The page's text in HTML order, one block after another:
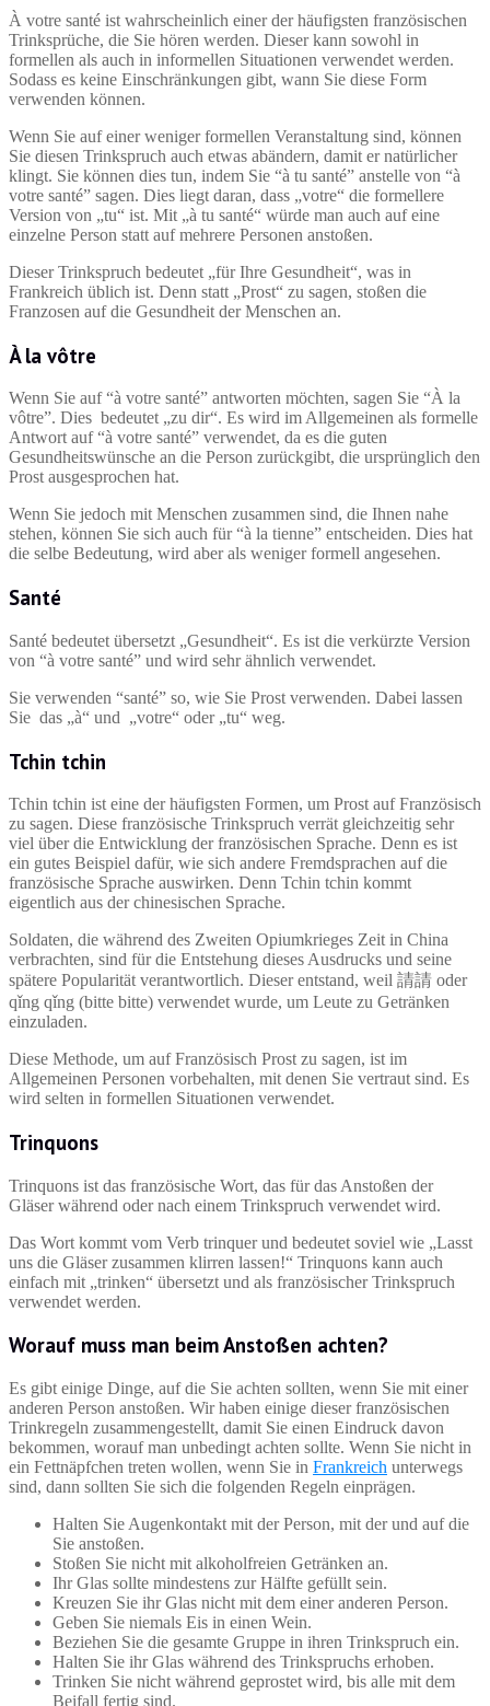
À votre santé ist wahrscheinlich einer der häufigsten französischen
Trinksprüche, die Sie hören werden. Dieser kann sowohl in
formellen als auch in informellen Situationen verwendet werden.
Sodass es keine Einschränkungen gibt, wann Sie diese Form
verwenden können.
Wenn Sie auf einer weniger formellen Veranstaltung sind, können
Sie diesen Trinkspruch auch etwas abändern, damit er natürlicher
klingt. Sie können dies tun, indem Sie “à tu santé” anstelle von “à
votre santé” sagen. Dies liegt daran, dass „votre“ die formellere
Version von „tu“ ist. Mit „à tu santé“ würde man auch auf eine
einzelne Person statt auf mehrere Personen anstoßen.
Dieser Trinkspruch bedeutet „für Ihre Gesundheit“, was in
Frankreich üblich ist. Denn statt „Prost“ zu sagen, stoßen die
Franzosen auf die Gesundheit der Menschen an.
À la vôtre
Wenn Sie auf “à votre santé” antworten möchten, sagen Sie “À la
vôtre”. Dies bedeutet „zu dir“. Es wird im Allgemeinen als formelle
Antwort auf “à votre santé” verwendet, da es die guten
Gesundheitswünsche an die Person zurückgibt, die ursprünglich den
Prost ausgesprochen hat.
Wenn Sie jedoch mit Menschen zusammen sind, die Ihnen nahe
stehen, können Sie sich auch für “à la tienne” entscheiden. Dies hat
die selbe Bedeutung, wird aber als weniger formell angesehen.
Santé
Santé bedeutet übersetzt „Gesundheit“. Es ist die verkürzte Version
von “à votre santé” und wird sehr ähnlich verwendet.
Sie verwenden “santé” so, wie Sie Prost verwenden. Dabei lassen
Sie das „à“ und „votre“ oder „tu“ weg.
Tchin tchin
Tchin tchin ist eine der häufigsten Formen, um Prost auf Französisch
zu sagen. Diese französische Trinkspruch verrät gleichzeitig sehr
viel über die Entwicklung der französischen Sprache. Denn es ist
ein gutes Beispiel dafür, wie sich andere Fremdsprachen auf die
französische Sprache auswirken. Denn Tchin tchin kommt
eigentlich aus der chinesischen Sprache.
Soldaten, die während des Zweiten Opiumkrieges Zeit in China
verbrachten, sind für die Entstehung dieses Ausdrucks und seine
spätere Popularität verantwortlich. Dieser entstand, weil 請請 oder
qǐng qǐng (bitte bitte) verwendet wurde, um Leute zu Getränken
einzuladen.
Diese Methode, um auf Französisch Prost zu sagen, ist im
Allgemeinen Personen vorbehalten, mit denen Sie vertraut sind. Es
wird selten in formellen Situationen verwendet.
Trinquons
Trinquons ist das französische Wort, das für das Anstoßen der
Gläser während oder nach einem Trinkspruch verwendet wird.
Das Wort kommt vom Verb trinquer und bedeutet soviel wie „Lasst
uns die Gläser zusammen klirren lassen!“ Trinquons kann auch
einfach mit „trinken“ übersetzt und als französischer Trinkspruch
verwendet werden.
Worauf muss man beim Anstoßen achten?
Es gibt einige Dinge, auf die Sie achten sollten, wenn Sie mit einer
anderen Person anstoßen. Wir haben einige dieser französischen
Trinkregeln zusammengestellt, damit Sie einen Eindruck davon
bekommen, worauf man unbedingt achten sollte. Wenn Sie nicht in
ein Fettnäpfchen treten wollen, wenn Sie in Frankreich unterwegs
sind, dann sollten Sie sich die folgenden Regeln einprägen.
Halten Sie Augenkontakt mit der Person, mit der und auf die
Sie anstoßen.
Stoßen Sie nicht mit alkoholfreien Getränken an.
Ihr Glas sollte mindestens zur Hälfte gefüllt sein.
Kreuzen Sie ihr Glas nicht mit dem einer anderen Person.
Geben Sie niemals Eis in einen Wein.
Beziehen Sie die gesamte Gruppe in ihren Trinkspruch ein.
Halten Sie ihr Glas während des Trinkspruchs erhoben.
Trinken Sie nicht während geprostet wird, bis alle mit dem
Beifall fertig sind.